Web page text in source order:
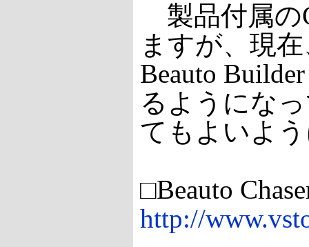
製品付属の
ますが、現
Beauto
るようにな
てもよいよ
□Beauto
http://